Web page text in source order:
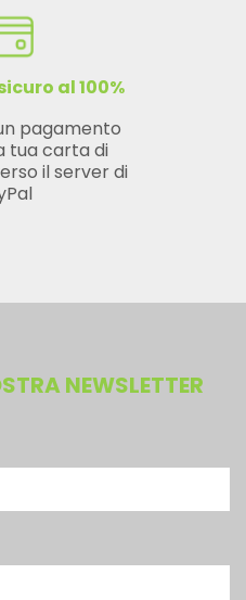
al 100%
pagamento
tua carta di
il server di
NEWSLETTER